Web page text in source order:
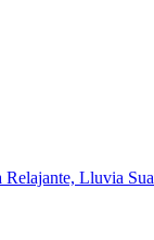
Lluvia